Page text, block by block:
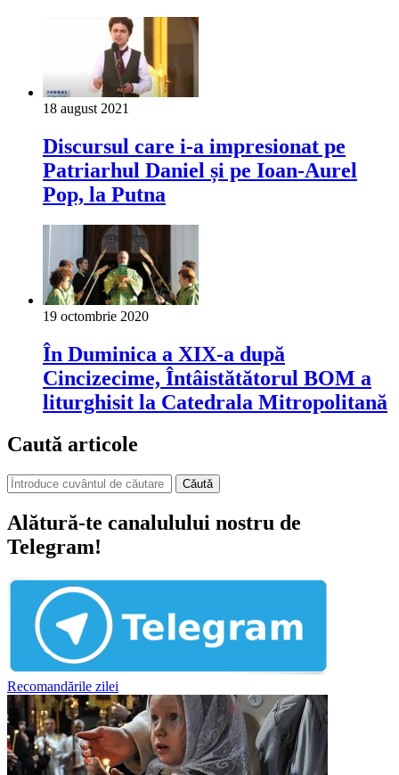
18 august 2021
Discursul care i-a impresionat pe
Patriarhul Daniel și pe Ioan-Aurel
Pop, la Putna
19 octombrie 2020
În Duminica a XIX-a după
Cincizecime, Întâistătătorul BOM a
liturghisit la Catedrala Mitropolitană
Caută articole
Căută
Alătură-te canalulului nostru de
Telegram!
Recomandările zilei